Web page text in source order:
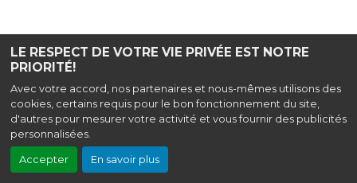
LE RESPECT DE VOTRE VIE PRIVÉE EST NOTRE
PRIORITÉ!
Avec votre accord, nos partenaires et nous-mêmes utilisons des
cookies, certains requis pour le bon fonctionnement du site,
d'autres pour mesurer votre activité et vous fournir des publicités
personnalisées.
Accepter En savoir plus